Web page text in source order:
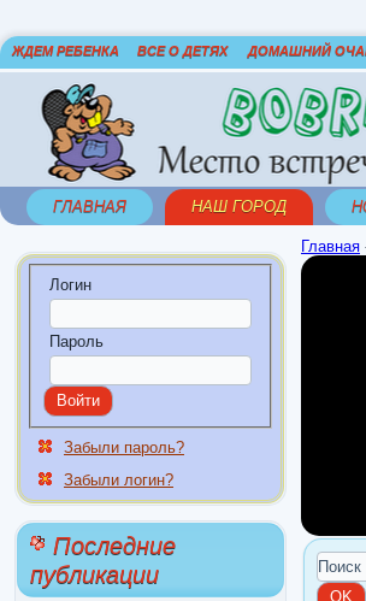
ЖДЕМ РЕБЕНКА ВСЕ О ДЕТЯХ ДОМАШНИЙ
ГЛАВНАЯ НАШ ГОРОД
Логин
Пароль
Забыли пароль?
Забыли логин?
Последние
публикации
Главная